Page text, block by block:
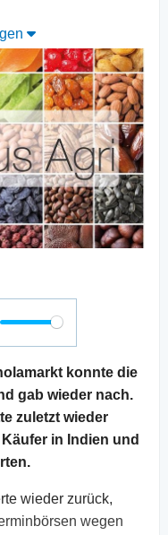
konnte die
gab wieder nach.
zuletzt wieder
in Indien und
wieder zurück,
wegen